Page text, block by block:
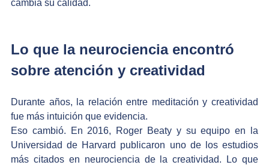
cambia su calidad.
Lo que la neurociencia encontró
sobre atención y creatividad
Durante años, la relación entre meditación y creatividad
fue más intuición que evidencia.
Eso cambió. En 2016, Roger Beaty y su equipo en la
Universidad de Harvard publicaron uno de los estudios
más citados en neurociencia de la creatividad. Lo que